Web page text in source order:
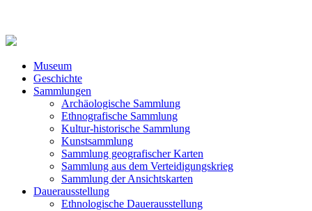
Museum
Geschichte
Sammlungen
Archäologische Sammlung
Ethnografische Sammlung
Kultur-historische Sammlung
Kunstsammlung
Sammlung geografischer Karten
Sammlung aus dem Verteidigungskrieg
Sammlung der Ansichtskarten
Dauerausstellung
Ethnologische Dauerausstellung